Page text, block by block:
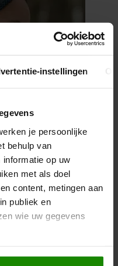
instellingen
je persoonlijke
behulp van
op uw
met als doel
content, metingen aan
publiek en
wie uw gegevens
graag:
waarom
is